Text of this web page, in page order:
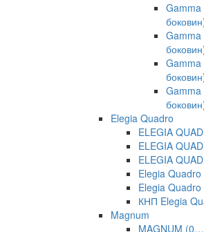
Elegia Quadro
ELEGIA
ELEGIA
ELEGIA
Elegia
Elegia
КНП Elegia
Magnum
MAGNUM